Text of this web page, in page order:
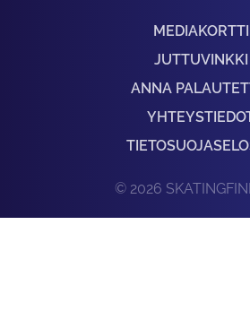
MEDIAKORTTI
JUTTUVINKKI
ANNA
© 2026